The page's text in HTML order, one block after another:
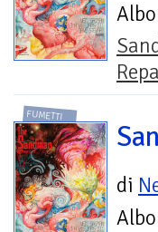
Albo
FUMETTI
di
Albo